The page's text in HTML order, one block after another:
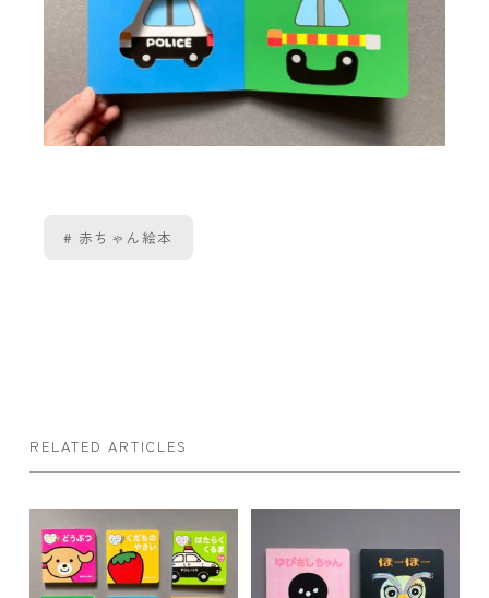
赤ちゃん絵本
RELATED ARTICLES